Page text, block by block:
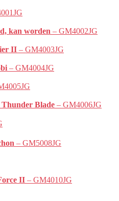
kan worden – GM4002JG
II – GM4003JG
– GM4004JG
Blade – GM4006JG
– GM5008JG
II – GM4010JG